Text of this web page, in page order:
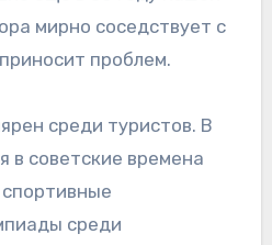
мирно соседствует с
проблем.
среди туристов. В
в советские времена
среди